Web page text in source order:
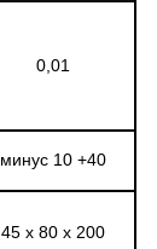
0,01
минус 10 +40
45 х 80 х 200